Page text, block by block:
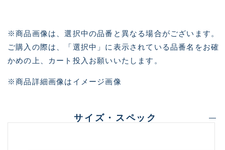
※商品画像は、選択中の品番と異なる場合がございます。
ご購入の際は、「選択中」に表示されている品番名をお確
かめの上、カート投入お願いいたします。
※商品詳細画像はイメージ画像
サイズ・スペック